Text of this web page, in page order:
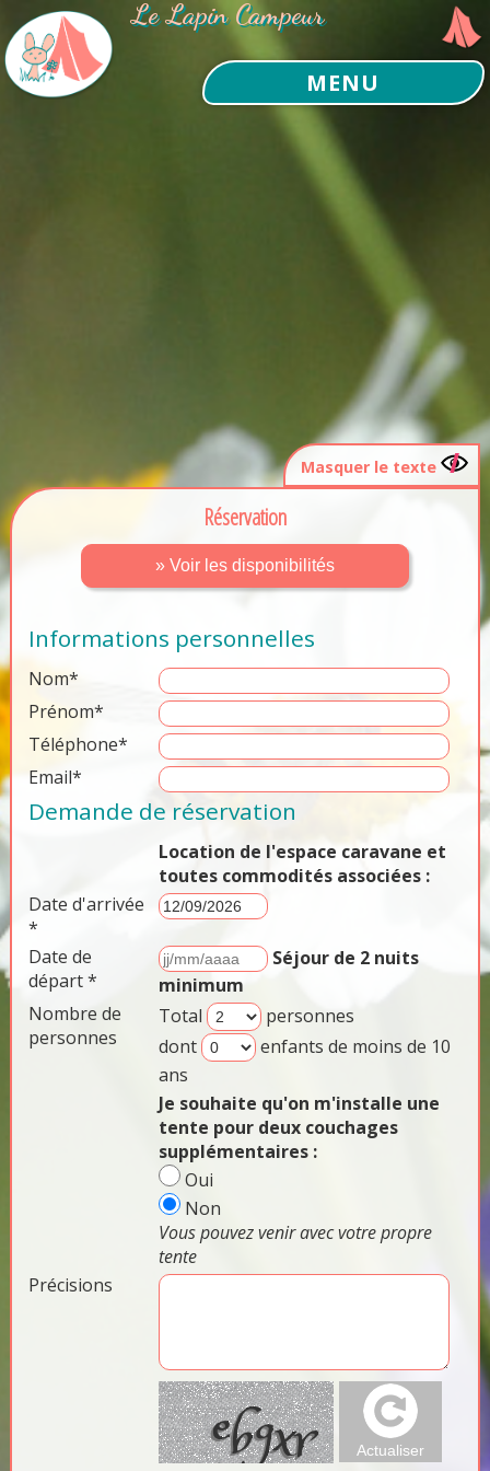
Le Lapin Campeur
MENU
Masquer le texte
Réservation
» Voir les disponibilités
Informations personnelles
Nom*
Prénom*
Téléphone*
Email*
Demande de réservation
Location de l'espace caravane et
toutes commodités associées :
Date d'arrivée
*
Date de
départ *
Séjour de 2 nuits
minimum
Nombre de
personnes
Total
personnes
dont
enfants de moins de 10
ans
Je souhaite qu'on m'installe une
tente pour deux couchages
supplémentaires :
Oui
Non
Vous pouvez venir avec votre propre
tente
Précisions